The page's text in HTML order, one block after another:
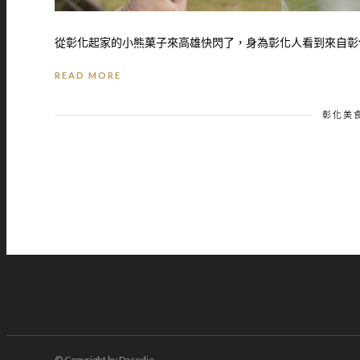
從彰化起家的小熊菓子來高雄快閃了，身為彰化人看到來自
READ MORE
彰化美